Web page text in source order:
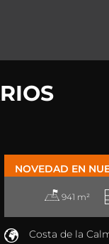
NOVEDAD EN
941 m²
Costa de la